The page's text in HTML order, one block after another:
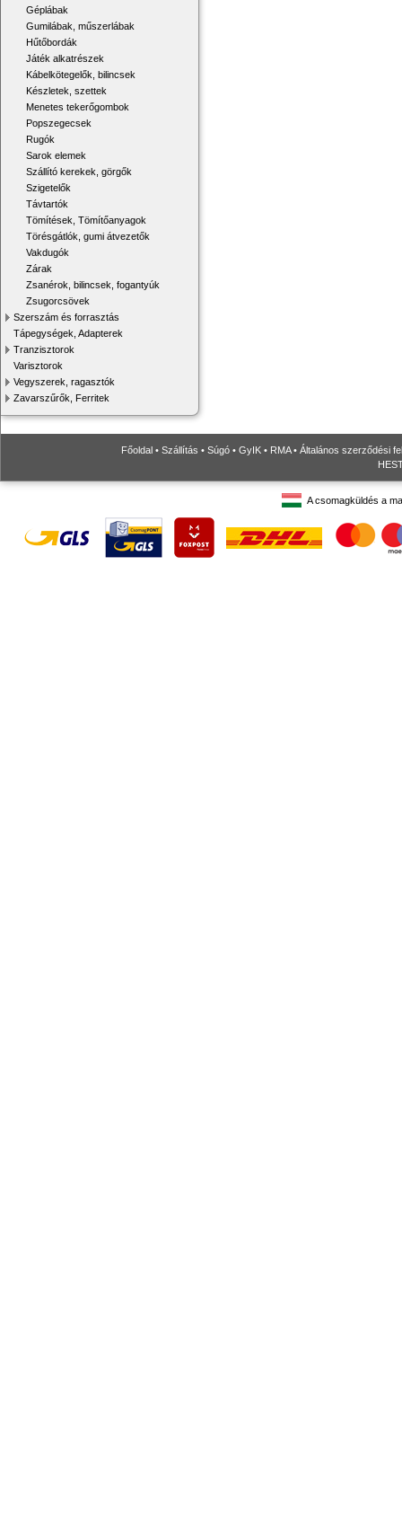
Géplábak
Gumilábak, műszerlábak
Hűtőbordák
Játék alkatrészek
Kábelkötegelők, bilincsek
Készletek, szettek
Menetes tekerőgombok
Popszegecsek
Rugók
Sarok elemek
Szállító kerekek, görgők
Szigetelők
Távtartók
Tömítések, Tömítőanyagok
Törésgátlók, gumi átvezetők
Vakdugók
Zárak
Zsanérok, bilincsek, fogantyúk
Zsugorcsövek
Szerszám és forrasztás
Tápegységek, Adapterek
Tranzisztorok
Varisztorok
Vegyszerek, ragasztók
Zavarszűrők, Ferritek
Főoldal • Szállítás • Súgó • GyIK • RMA• Általános szerződési
A csomagküldés a